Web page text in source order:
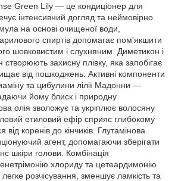
Green Lily — це кондиціонер для
інтенсивний догляд та неймовірно
на основі очищеної води,
спиртів допомагає пом'якшити
шовковистим і слухняним. Диметикон і
захисну плівку, яка запобігає
від пошкоджень. Активні компоненти
та цибулини лілії Мадонни —
йому блиск і природну
олія зволожує та укріплює волосяну
етиловий ефір сприяє глибокому
коренів до кінчиків. Глутамінова
агент, допомагаючи зберігати
шкіри голови. Комбінація
хлориду та цетеардимонію
розчісування, зменшує ламкість та